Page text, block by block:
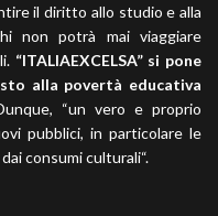
il diritto allo studio e alla
non potrà mai viaggiare
“ITALIAEXCELSA” si pone
alla povertà educativa
“un vero e proprio
pubblici, in particolare le
consumi culturali“.